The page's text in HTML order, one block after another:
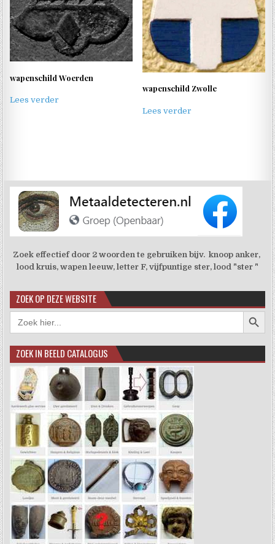
wapenschild Woerden
Lees verder
wapenschild Zwolle
Lees verder
Zoek effectief door 2 woorden te gebruiken bijv. knoop anker,
lood kruis, wapen leeuw, letter F, vijfpuntige ster, lood "ster "
ZOEK OP DEZE WEBSITE
Zoek
naar:
ZOEK IN BEELD CATALOGUS